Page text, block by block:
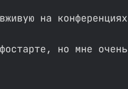
на
но мне